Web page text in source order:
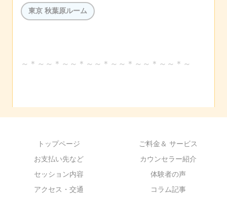
東京 秋葉原ルーム
～＊～～＊～～＊～～＊～～＊～～＊～～＊～
トップページ
ご料金＆ サービス
お支払い先など
カウンセラー紹介
セッション内容
体験者の声
アクセス・交通
コラム記事